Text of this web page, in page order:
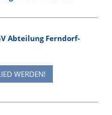
Abteilung Ferndorf-
WERDEN!